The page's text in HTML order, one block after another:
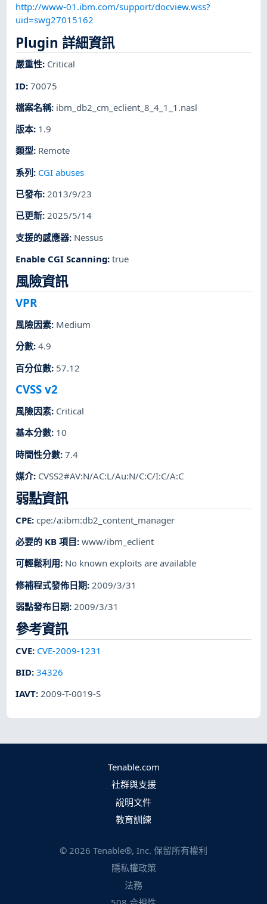
http://www-01.ibm.com/support/docview.wss?
uid=swg27015162
Plugin 詳細資訊
嚴重性: Critical
ID:70075
檔案名稱: ibm_db2_cm_eclient_8_4_1_1.nasl
版本: 1.9
類型: Remote
系列: CGI abuses
已發布:2013/9/23
已更新:2025/5/14
支援的感應器: Nessus
Enable CGI Scanning:true
風險資訊
VPR
風險因素: Medium
分數:4.9
百分位數: 57.12
CVSS v2
風險因素: Critical
基本分數: 10
時間性分數:7.4
媒介: CVSS2#AV:N/AC:L/Au:N/C:C/I:C/A:C
弱點資訊
CPE:cpe:/a:ibm:db2_content_manager
必要的 KB 項目:www/ibm_eclient
可輕鬆利用: No known exploits are available
修補程式發佈日期: 2009/3/31
弱點發布日期: 2009/3/31
參考資訊
CVE: CVE-2009-1231
BID:34326
IAVT:2009-T-0019-S
Tenable.com
社群與支援
說明文件
教育訓練
© 2026 Tenable®, Inc. 保留所有權利
隱私權政策
法務